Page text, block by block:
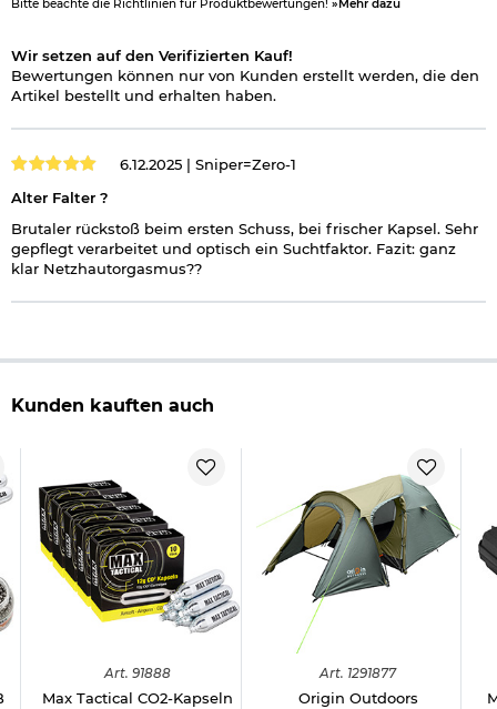
Verantwortliche Person für die EU
Bitte beachte die Richtlinien für Produktbewertungen! »Mehr dazu
Wir setzen auf den Verifizierten Kauf!
Bewertungen können nur von Kunden erstellt werden, die den
Artikel bestellt und erhalten haben.
6.12.2025 | Sniper=Zero-1
Alter Falter ?
Brutaler rückstoß beim ersten Schuss, bei frischer Kapsel. Sehr
gepflegt verarbeitet und optisch ein Suchtfaktor. Fazit: ganz
klar Netzhautorgasmus??
Kunden kauften auch
Art. 91888
Max Tactical CO2-Kapseln
Art. 1291877
Origin Outdoors